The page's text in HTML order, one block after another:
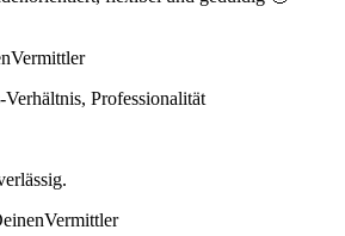
Professionalität